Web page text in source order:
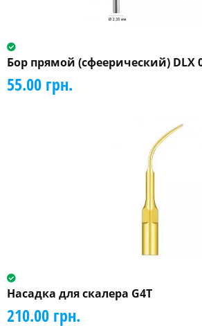
Бор прямой (сфеерический) DLX
55.00 грн.
Насадка для скалера G4T
210.00 грн.